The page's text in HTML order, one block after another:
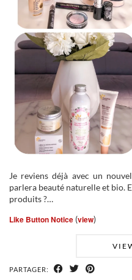
Je reviens déjà avec un
parlera beauté naturelle et bio.
produits ?…
Like Button Notice (view)
PARTAGER: